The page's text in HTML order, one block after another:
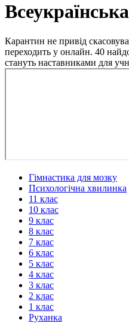
Карантин не привід
переходить у онлайн. 40
стануть наставниками для
Гімнастика для мозку
Психологічна хвилинка
11 клас
10 клас
9 клас
8 клас
7 клас
6 клас
5 клас
4 клас
3 клас
2 клас
1 клас
Руханка